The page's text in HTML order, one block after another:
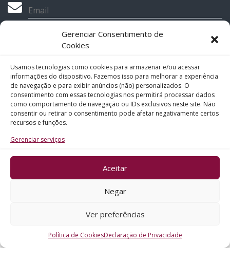
Gerenciar Consentimento de
Cookies
Usamos tecnologias como cookies para armazenar e/ou acessar
informações do dispositivo. Fazemos isso para melhorar a experiência
de navegação e para exibir anúncios (não) personalizados. O
consentimento com essas tecnologias nos permitirá processar dados
como comportamento de navegação ou IDs exclusivos neste site. Não
consentir ou retirar o consentimento pode afetar negativamente certos
recursos e funções.
Gerenciar serviços
Aceitar
Negar
Ver preferências
Política de CookiesDeclaração de Privacidade
Email
Telefone
Assunto
Mensagem